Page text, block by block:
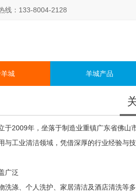
线：133-8004-2128
城 羊城产品
于2009年，坐落于制造业重镇广东省佛
与工业清洁领域，凭借深厚的行业经验与
广泛
洗涤、个人洗护、家居清洁及酒店清洗等